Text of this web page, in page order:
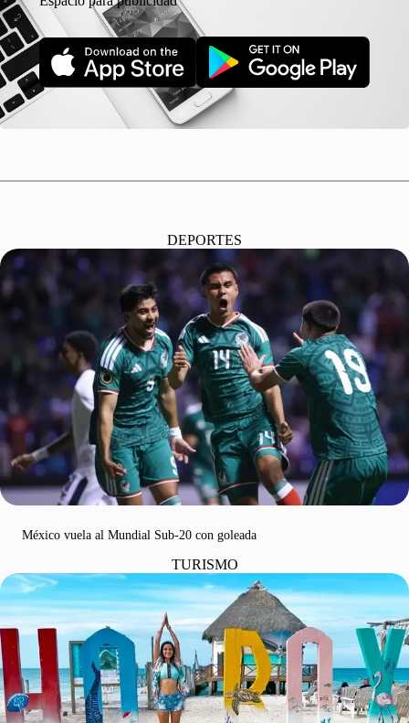
DEPORTES
México vuela al Mundial Sub-20 con goleada
TURISMO